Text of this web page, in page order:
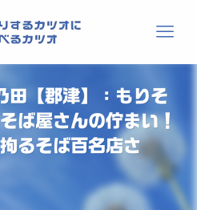
田【郡津】：もりそ
ば屋さんの佇まい！
るそば百名店さ